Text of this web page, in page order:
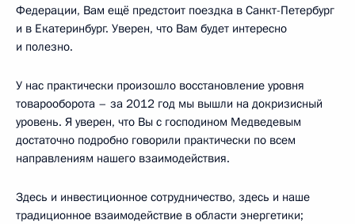
Федерации, Вам ещё предстоит поездка в Санкт-Петербург
и в Екатеринбург. Уверен, что Вам будет интересно
и полезно.
У нас практически произошло восстановление уровня
товарооборота – за 2012 год мы вышли на докризисный
уровень. Я уверен, что Вы с господином Медведевым
достаточно подробно говорили практически по всем
направлениям нашего взаимодействия.
Здесь и инвестиционное сотрудничество, здесь и наше
традиционное взаимодействие в области энергетики;